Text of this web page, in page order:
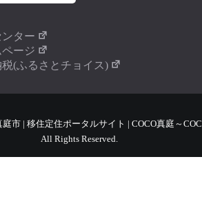
ター
ージ
(ふるさとチョイス)
市 | 移住定住ポータルサイト | COCO真庭～
All Rights Reserved.